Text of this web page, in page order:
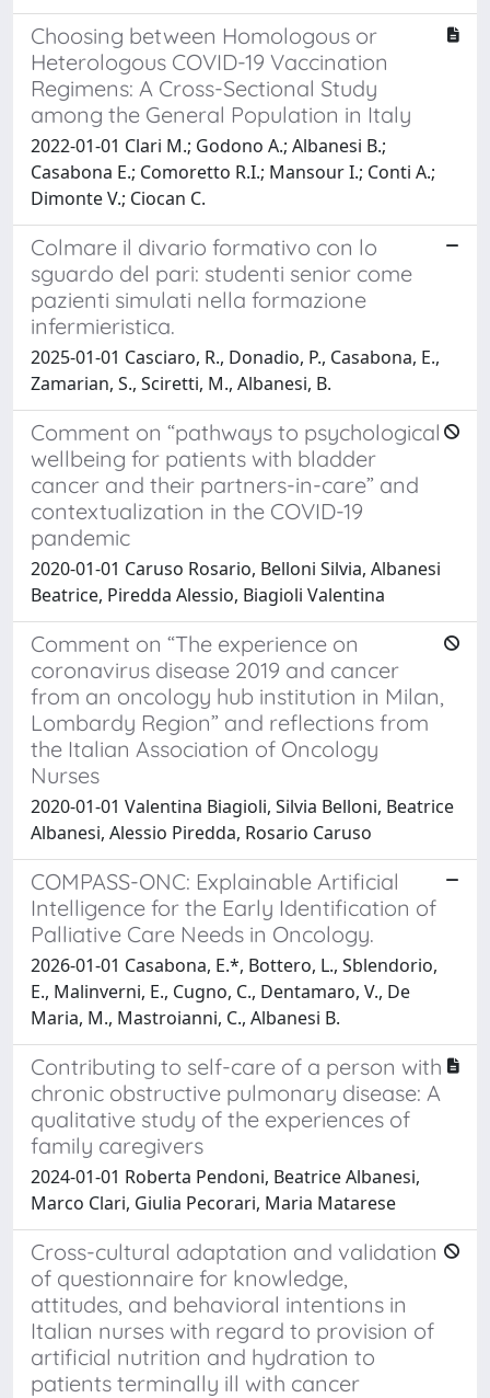
Choosing between Homologous or
Heterologous COVID-19 Vaccination
Regimens: A Cross-Sectional Study
among the General Population in Italy
2022-01-01 Clari M.; Godono A.; Albanesi B.;
Casabona E.; Comoretto R.I.; Mansour I.; Conti A.;
Dimonte V.; Ciocan C.
Colmare il divario formativo con lo
sguardo del pari: studenti senior come
pazienti simulati nella formazione
infermieristica.
2025-01-01 Casciaro, R., Donadio, P., Casabona, E.,
Zamarian, S., Sciretti, M., Albanesi, B.
Comment on “pathways to psychological
wellbeing for patients with bladder
cancer and their partners-in-care” and
contextualization in the COVID-19
pandemic
2020-01-01 Caruso Rosario, Belloni Silvia, Albanesi
Beatrice, Piredda Alessio, Biagioli Valentina
Comment on “The experience on
coronavirus disease 2019 and cancer
from an oncology hub institution in Milan,
Lombardy Region” and reflections from
the Italian Association of Oncology
Nurses
2020-01-01 Valentina Biagioli, Silvia Belloni, Beatrice
Albanesi, Alessio Piredda, Rosario Caruso
COMPASS-ONC: Explainable Artificial
Intelligence for the Early Identification of
Palliative Care Needs in Oncology.
2026-01-01 Casabona, E.*, Bottero, L., Sblendorio,
E., Malinverni, E., Cugno, C., Dentamaro, V., De
Maria, M., Mastroianni, C., Albanesi B.
Contributing to self-care of a person with
chronic obstructive pulmonary disease: A
qualitative study of the experiences of
family caregivers
2024-01-01 Roberta Pendoni, Beatrice Albanesi,
Marco Clari, Giulia Pecorari, Maria Matarese
Cross-cultural adaptation and validation
of questionnaire for knowledge,
attitudes, and behavioral intentions in
Italian nurses with regard to provision of
artificial nutrition and hydration to
patients terminally ill with cancer